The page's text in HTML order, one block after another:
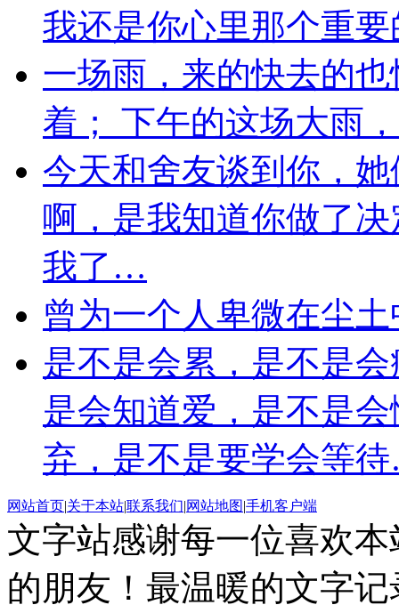
我还是你心里那个重
一场雨，来的快去的
着； 下午的这场大雨
今天和舍友谈到你，
啊，是我知道你做了
我了…
曾为一个人卑微在尘
是不是会累，是不是
是会知道爱，是不是
弃，是不是要学会等
网站首页|关于本站|联系我们|网站地图|手机客户端
文字站感谢每一位喜欢
的朋友！最温暖的文字